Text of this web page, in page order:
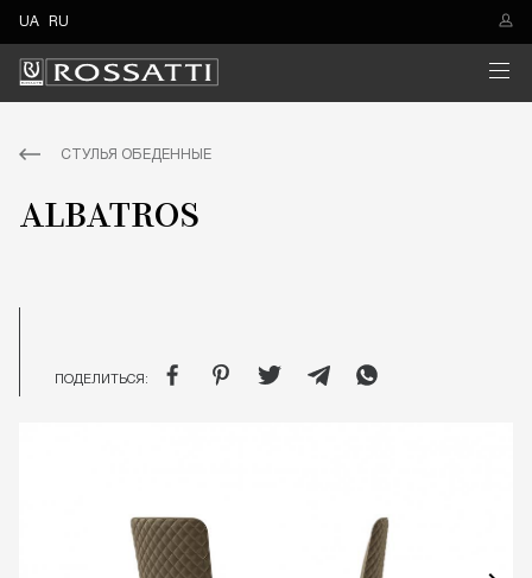
UA RU
СТУЛЬЯ ОБЕДЕННЫЕ
ALBATROS
ПОДЕЛИТЬСЯ: